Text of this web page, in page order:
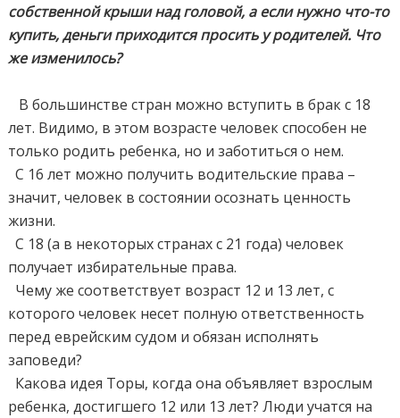
собственной крыши над головой, а если нужно что-то
купить, деньги приходится просить у родителей. Что
же изменилось?
В большинстве стран можно вступить в брак с 18
лет. Видимо, в этом возрасте человек способен не
только родить ребенка, но и заботиться о нем.
С 16 лет можно получить водительские права –
значит, человек в состоянии осознать ценность
жизни.
С 18 (а в некоторых странах с 21 года) человек
получает избирательные права.
Чему же соответствует возраст 12 и 13 лет, с
которого человек несет полную ответственность
перед еврейским судом и обязан исполнять
заповеди?
Какова идея Торы, когда она объявляет взрослым
ребенка, достигшего 12 или 13 лет? Люди учатся на